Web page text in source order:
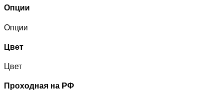
Опции
Опции
Цвет
Цвет
Проходная на РФ